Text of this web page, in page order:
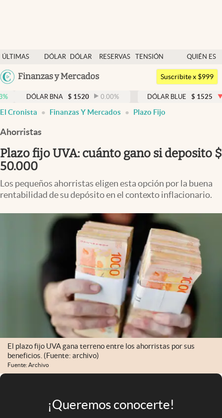
ÚLTIMAS
NOTICIAS
DÓLAR
DÓLAR
RESERVAS
TENSIÓN
GEOPOLÍTICA
QUIÉN ES
QUIÉN
Argentina
Uruguay
Finanzas y Mercados
Dólar
Members
Economía y Política
Finanzas y Mercados
Mercados Online
Negocios
Columnistas
Otras secciones
Infotechnology
Eventos Corporativos
El Cronista Studio
Mediakit
abre en nueva pestaña
Argentina
Suscribite x $999
BNA $ 1520 0.00% DÓLAR BLUE $ 1525 -0.33%
El Cronista Finanzas Y Mercados Plazo Fijo
Ahorristas
Plazo fijo UVA: cuánto gano si deposito $
50.000
Los pequeños ahorristas eligen esta opción por la buena
rentabilidad de su depósito en el contexto inflacionario.
El plazo fijo UVA gana terreno entre los ahorristas por sus
beneficios. (Fuente: archivo)
Fuente: Archivo
¡Queremos conocerte!